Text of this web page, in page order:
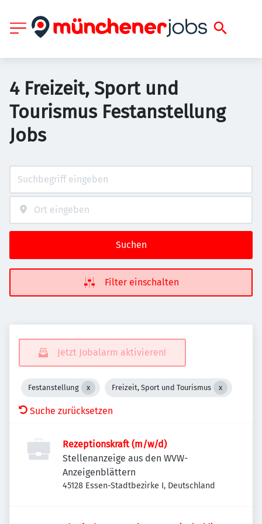
4 Freizeit, Sport und
Tourismus Festanstellung
Jobs
Suchen
Filter einschalten
Jetzt Jobalarm aktivieren!
Festanstellung Freizeit, Sport und Tourismus
Suche zurücksetzen
Rezeptionskraft (m/w/d)
Stellenanzeige aus den WVW-
Anzeigenblättern
45128 Essen-Stadtbezirke I, Deutschland